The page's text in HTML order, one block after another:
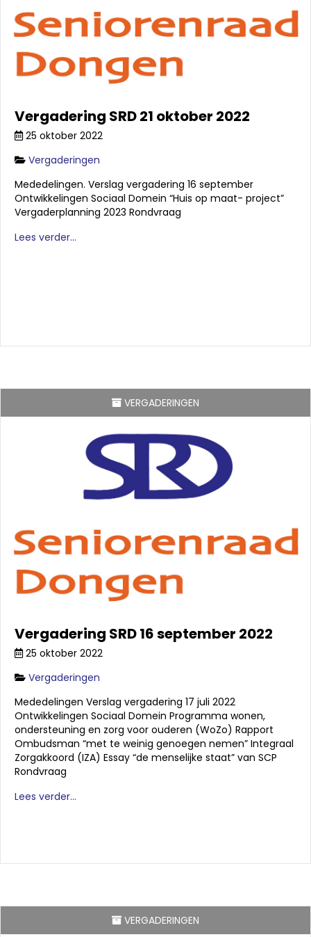
Vergadering SRD 21 oktober 2022
25 oktober 2022
Vergaderingen
Mededelingen. Verslag vergadering 16 september
Ontwikkelingen Sociaal Domein “Huis op maat- project”
Vergaderplanning 2023 Rondvraag
Lees verder...
VERGADERINGEN
Vergadering SRD 16 september 2022
25 oktober 2022
Vergaderingen
Mededelingen Verslag vergadering 17 juli 2022
Ontwikkelingen Sociaal Domein Programma wonen,
ondersteuning en zorg voor ouderen (WoZo) Rapport
Ombudsman “met te weinig genoegen nemen” Integraal
Zorgakkoord (IZA) Essay “de menselijke staat” van SCP
Rondvraag
Lees verder...
VERGADERINGEN